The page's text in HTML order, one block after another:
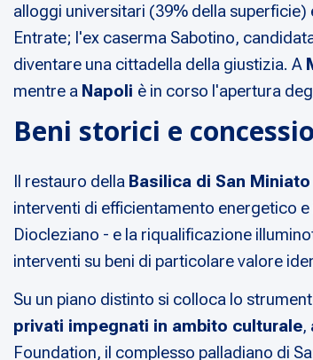
alloggi universitari (39% della
Entrate; l'ex caserma Sabotino,
diventare una cittadella della giustizia. A
mentre a Napoli è in corso l'apertura
Beni storici e
Il restauro della Basilica di San
interventi di efficientamento energetico
Diocleziano - e la riqualificazione
interventi su beni di particolare valore
Su un piano distinto si colloca lo
privati impegnati in ambito culturale,
Foundation, il complesso palladiano di